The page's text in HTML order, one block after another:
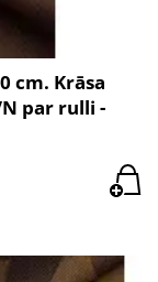
cm. Krāsa
par rulli -